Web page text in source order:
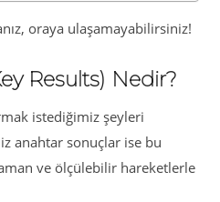
oraya ulaşamayabilirsiniz!
Results) Nedir?
istediğimiz şeyleri
anahtar sonuçlar ise bu
ve ölçülebilir hareketlerle